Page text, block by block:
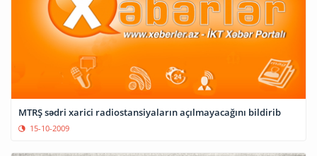
MTRŞ sədri xarici radiostansiyaların açılmayacağını bildirib
15-10-2009